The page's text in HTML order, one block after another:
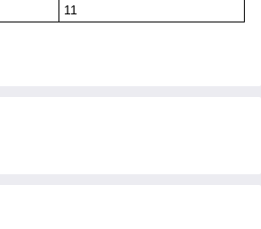
11